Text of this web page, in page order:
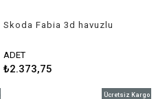
Skoda Fabia 3d havuzlu
ADET
₺2.373,75
Ücretsiz Kargo